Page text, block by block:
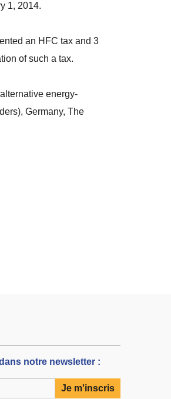
1, 2014.
an HFC tax and 3
of such a tax.
energy-
Germany, The
notre newsletter :